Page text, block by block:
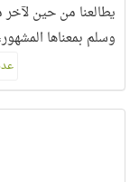
يطالعنا من حين لآخر
وسلم بمعناها